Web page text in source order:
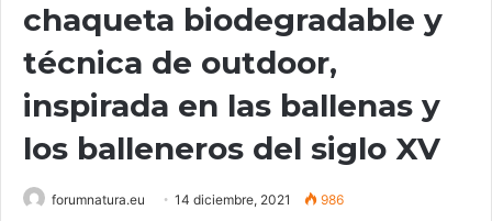
chaqueta biodegradable y
técnica de outdoor,
inspirada en las ballenas y
los balleneros del siglo XV
forumnatura.eu 14 diciembre, 2021 986